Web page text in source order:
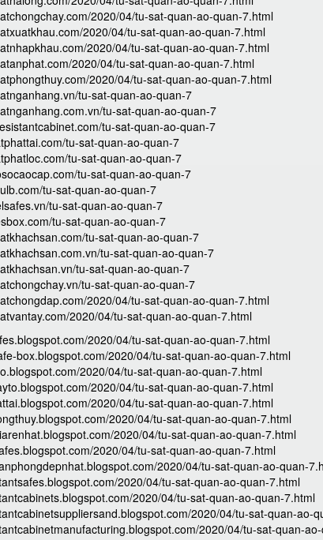
2020/04/tu-sat-quan-ao-quan-7.html
2020/04/tu-sat-quan-ao-quan-7.html
2020/04/tu-sat-quan-ao-quan-7.html
2020/04/tu-sat-quan-ao-quan-7.html
2020/04/tu-sat-quan-ao-quan-7.html
tu-sat-quan-ao-quan-7
tu-sat-quan-ao-quan-7
tu-sat-quan-ao-quan-7
tu-sat-quan-ao-quan-7
tu-sat-quan-ao-quan-7
tu-sat-quan-ao-quan-7
tu-sat-quan-ao-quan-7
tu-sat-quan-ao-quan-7
tu-sat-quan-ao-quan-7
tu-sat-quan-ao-quan-7
tu-sat-quan-ao-quan-7
tu-sat-quan-ao-quan-7
tu-sat-quan-ao-quan-7
2020/04/tu-sat-quan-ao-quan-7.html
2020/04/tu-sat-quan-ao-quan-7.html
2020/04/tu-sat-quan-ao-quan-7.html
box.blogspot.com/2020/04/tu-sat-quan-ao-quan-7.html
2020/04/tu-sat-quan-ao-quan-7.html
2020/04/tu-sat-quan-ao-quan-7.html
2020/04/tu-sat-quan-ao-quan-7.html
2020/04/tu-sat-quan-ao-quan-7.html
2020/04/tu-sat-quan-ao-quan-7.html
2020/04/tu-sat-quan-ao-quan-7.html
2020/04/tu-sat-quan-ao-quan-
2020/04/tu-sat-quan-ao-quan-7.html
2020/04/tu-sat-quan-ao-quan-7.html
2020/04/tu-sat-quan-ao-
2020/04/tu-sat-quan-